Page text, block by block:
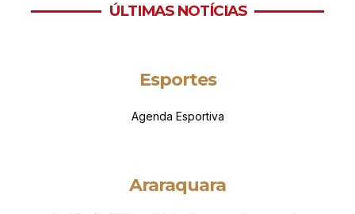
ÚLTIMAS NOTÍCIAS
Esportes
Agenda Esportiva
Araraquara